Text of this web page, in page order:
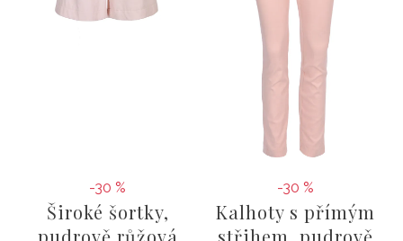
-30 %
Široké šortky,
pudrově růžová
-30 %
Kalhoty s přímým
střihem, pudrově